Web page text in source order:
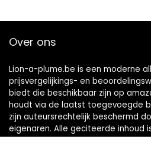
Over ons
Lion-a-plume.be is een moderne
prijsvergelijkings- en
biedt die beschikbaar zijn op
houdt via de laatst toegevoegde
zijn auteursrechtelijk beschermd
eigenaren. Alle geciteerde inhoud